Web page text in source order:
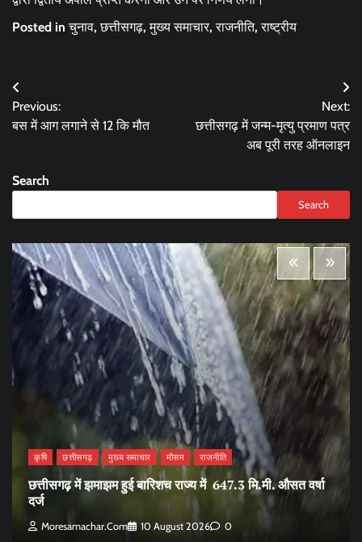
Posted inचुनाव,छत्तीसगढ़,मुख्य समाचार,राजनीति,राष्ट्रीय
Post
navigation
Previous:
बस में आग लगाने से 12 कि मौत
Next:
छत्तीसगढ़ में जन्म-मृत्यु प्रमाण पत्र
अब पूरी तरह ऑनलाइन
Search
Search
कृषि छत्तीसगढ़ मुख्य समाचार मौसम राजनीति
छत्तीसगढ़ में झमाझम हुई बारिशच राज्य में 647.3 मि.मी. औसत वर्षा
दर्ज
Moresamachar.com 10 August 2026 0